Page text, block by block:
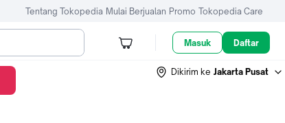
Tentang Tokopedia Mulai Berjualan Promo Tokopedia Care
Masuk Daftar
Dikirim ke Jakarta Pusat